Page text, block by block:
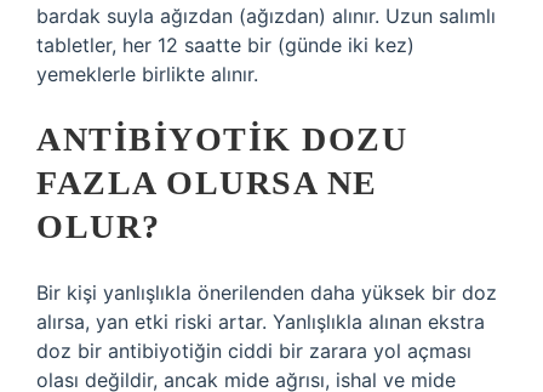
bardak suyla ağızdan (ağızdan) alınır. Uzun salımlı
tabletler, her 12 saatte bir (günde iki kez)
yemeklerle birlikte alınır.
ANTIBIYOTIK DOZU
FAZLA OLURSA NE
OLUR?
Bir kişi yanlışlıkla önerilenden daha yüksek bir doz
alırsa, yan etki riski artar. Yanlışlıkla alınan ekstra
doz bir antibiyotiğin ciddi bir zarara yol açması
olası değildir, ancak mide ağrısı, ishal ve mide